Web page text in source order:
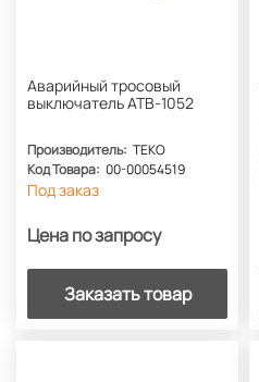
Аварийный тросовый
выключатель АТВ-1052
Производитель: ТЕКО
Код Товара: 00-00054519
Под заказ
Цена по запросу
Заказать товар